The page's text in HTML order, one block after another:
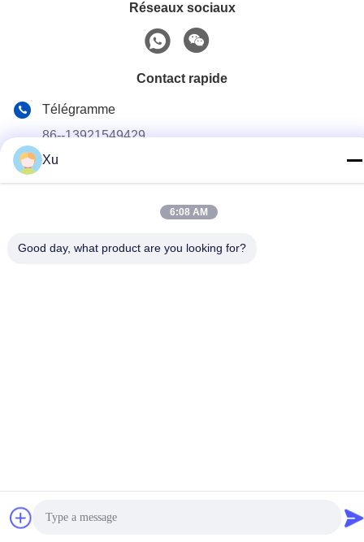
Réseaux sociaux
Contact rapide
Télégramme
86--13921549429
E-mail
No 13-3, rue Tianshun, district de Lu, ville de Yangshan,
ville de Wuxi, province du Jiangsu
Xu
6:08 AM
Good day, what product are you looking for?